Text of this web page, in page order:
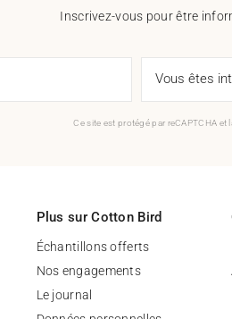
Inscrivez-vous pour être
Ce site est protégé par reCAPTCHA
Plus sur Cotton Bird
Échantillons offerts
Nos engagements
Le journal